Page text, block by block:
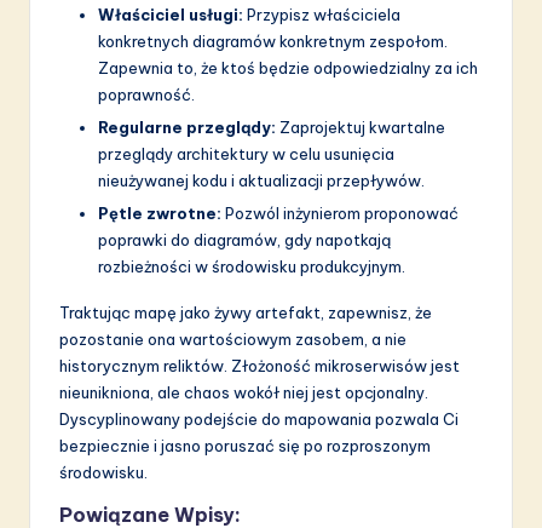
Właściciel usługi: Przypisz właściciela
konkretnych diagramów konkretnym zespołom.
Zapewnia to, że ktoś będzie odpowiedzialny za ich
poprawność.
Regularne przeglądy: Zaprojektuj kwartalne
przeglądy architektury w celu usunięcia
nieużywanej kodu i aktualizacji przepływów.
Pętle zwrotne: Pozwól inżynierom proponować
poprawki do diagramów, gdy napotkają
rozbieżności w środowisku produkcyjnym.
Traktując mapę jako żywy artefakt, zapewnisz, że
pozostanie ona wartościowym zasobem, a nie
historycznym reliktów. Złożoność mikroserwisów jest
nieunikniona, ale chaos wokół niej jest opcjonalny.
Dyscyplinowany podejście do mapowania pozwala Ci
bezpiecznie i jasno poruszać się po rozproszonym
środowisku.
Powiązane Wpisy: